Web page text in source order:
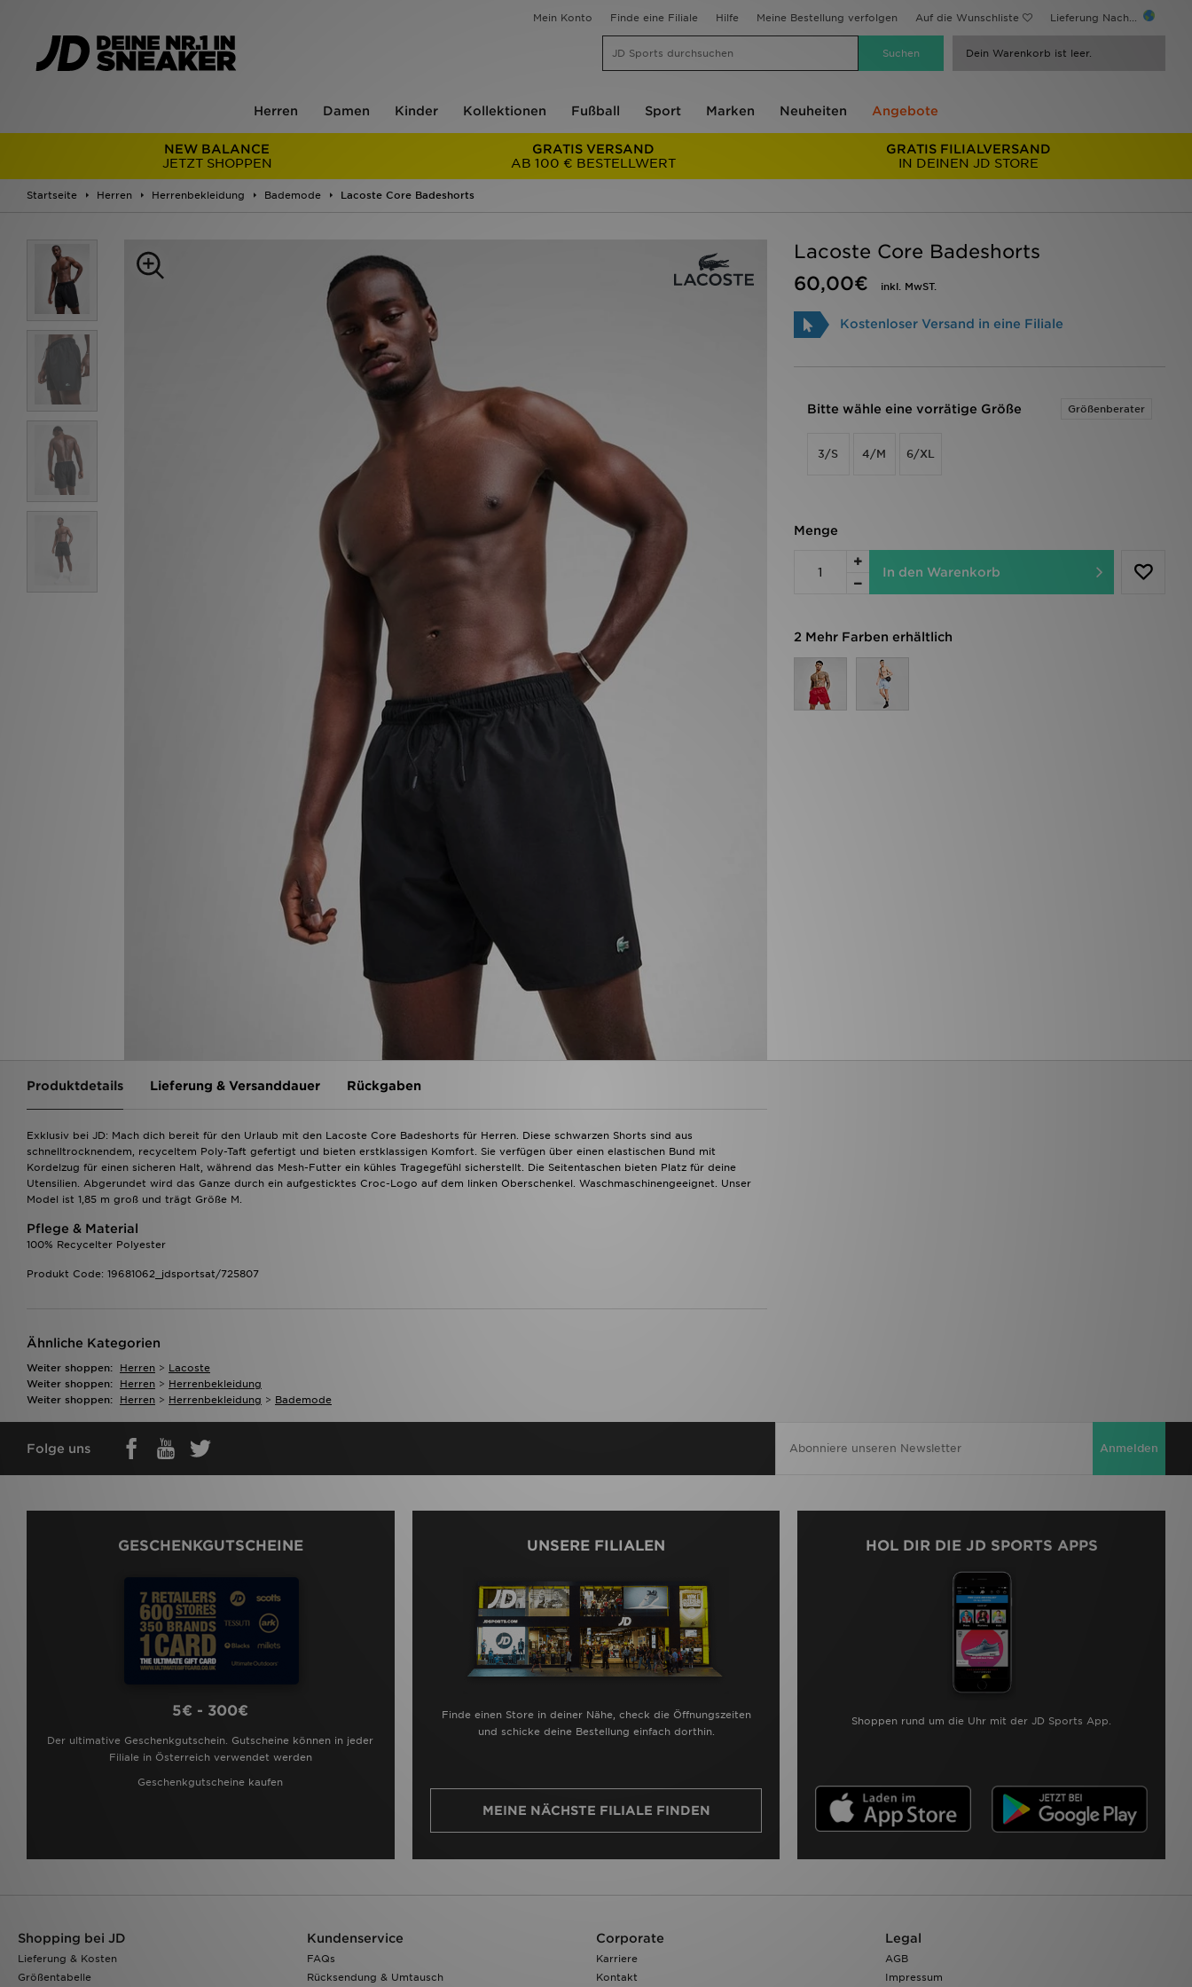
Mein Konto Finde eine Filiale Hilfe Meine Bestellung verfolgen Auf die Wunschliste Lieferung Nach...
Dein Warenkorb ist leer.
Herren Damen Kinder Kollektionen Fußball Sport Marken Neuheiten Angebote
NEW BALANCE
JETZT SHOPPEN
GRATIS VERSAND
AB 100 € BESTELLWERT
GRATIS FILIALVERSAND
IN DEINEN JD STORE
Startseite Herren Herrenbekleidung Bademode Lacoste Core Badeshorts
Lacoste Core Badeshorts
60,00€
inkl. MwST.
Kostenloser Versand in eine Filiale
Bitte wähle eine vorrätige Größe Größenberater
3/S 4/M 6/XL
Menge
In den Warenkorb
2 Mehr Farben erhältlich
Produktdetails Lieferung & Versanddauer Rückgaben
Exklusiv bei JD: Mach dich bereit für den Urlaub mit den Lacoste Core Badeshorts für Herren. Diese schwarzen Shorts sind aus
schnelltrocknendem, recyceltem Poly-Taft gefertigt und bieten erstklassigen Komfort. Sie verfügen über einen elastischen Bund mit
Kordelzug für einen sicheren Halt, während das Mesh-Futter ein kühles Tragegefühl sicherstellt. Die Seitentaschen bieten Platz für deine
Utensilien. Abgerundet wird das Ganze durch ein aufgesticktes Croc-Logo auf dem linken Oberschenkel. Waschmaschinengeeignet. Unser
Model ist 1,85 m groß und trägt Größe M.
Pflege & Material
100% Recycelter Polyester
Produkt Code: 19681062_jdsportsat/725807
Ähnliche Kategorien
Weiter shoppen: Herren > Lacoste
Weiter shoppen:
Herren > Herrenbekleidung
Weiter shoppen:
Herren > Herrenbekleidung > Bademode
Folge uns Anmelden
GESCHENKGUTSCHEINE
5€ - 300€
Der ultimative Geschenkgutschein. Gutscheine können in jeder
Filiale in Österreich verwendet werden
Geschenkgutscheine kaufen
UNSERE FILIALEN
Finde einen Store in deiner Nähe, check die Öffnungszeiten
und schicke deine Bestellung einfach dorthin.
MEINE NÄCHSTE FILIALE FINDEN
HOL DIR DIE JD SPORTS APPS
Shoppen rund um die Uhr mit der JD Sports App.
Shopping bei JD
Lieferung & Kosten
Größentabelle
Kundenservice
FAQs
Rücksendung & Umtausch
Corporate
Karriere
Kontakt
Legal
AGB
Impressum